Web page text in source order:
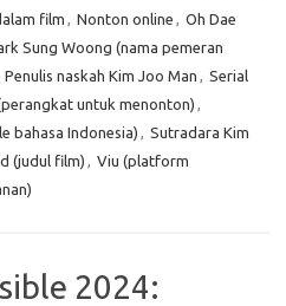
film , Nonton online , Oh Dae
Sung Woong (nama pemeran
Penulis naskah Kim Joo Man , Serial
untuk menonton) ,
bahasa Indonesia) , Sutradara Kim
(judul film) , Viu (platform
2024: